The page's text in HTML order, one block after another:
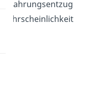
Nahrungsentzug